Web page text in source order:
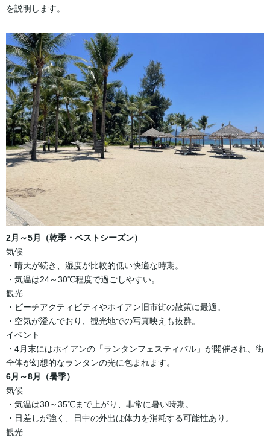
を説明します。
2月～5月（乾季・ベストシーズン）
気候
・晴天が続き、湿度が比較的低い快適な時期。
・気温は24～30℃程度で過ごしやすい。
観光
・ビーチアクティビティやホイアン旧市街の散策に最適。
・空気が澄んでおり、観光地での写真映えも抜群。
イベント
・4月末にはホイアンの「ランタンフェスティバル」が開催され、街
全体が幻想的なランタンの光に包まれます。
6月～8月（暑季）
気候
・気温は30～35℃まで上がり、非常に暑い時期。
・日差しが強く、日中の外出は体力を消耗する可能性あり。
観光